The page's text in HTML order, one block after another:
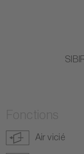
Air vicié